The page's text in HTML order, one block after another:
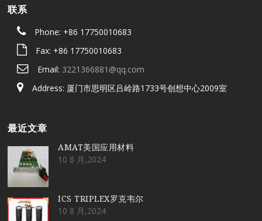
联系
Phone: +86 17750010683
Fax: +86 17750010683
Email: 3221366881@qq.com
Address: 厦门市思明区吕岭路1733号创想中心2009室
最近文章
AMAT美国应用材料
10 8 月,2024
ICS TRIPLEX罗克韦尔
10 8 月,2024